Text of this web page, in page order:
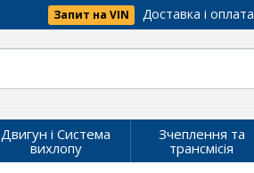
Запит на VIN Доставка і оплата
Двигун і Система
вихлопу
Зчеплення та
трансмісія